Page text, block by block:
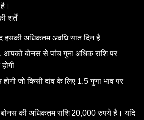
शर्तें
इसकी अधिकतम अवधि सात दिन है
आपको बोनस से पांच गुना अधिक राशि पर
जो किसी दांव के लिए 1.5 गुणा भाव पर
की अधिकतम राशि 20,000 रुपये है। यदि